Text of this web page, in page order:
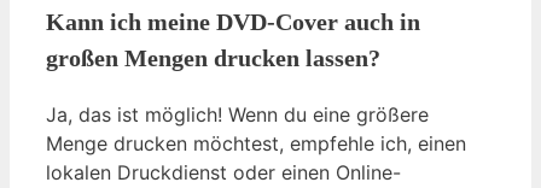
Kann ich meine DVD-Cover auch in
großen Mengen drucken lassen?
Ja, das ist möglich! Wenn du eine größere
Menge drucken möchtest, empfehle ich, einen
lokalen Druckdienst oder einen Online-